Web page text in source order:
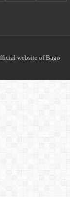
website of Bago